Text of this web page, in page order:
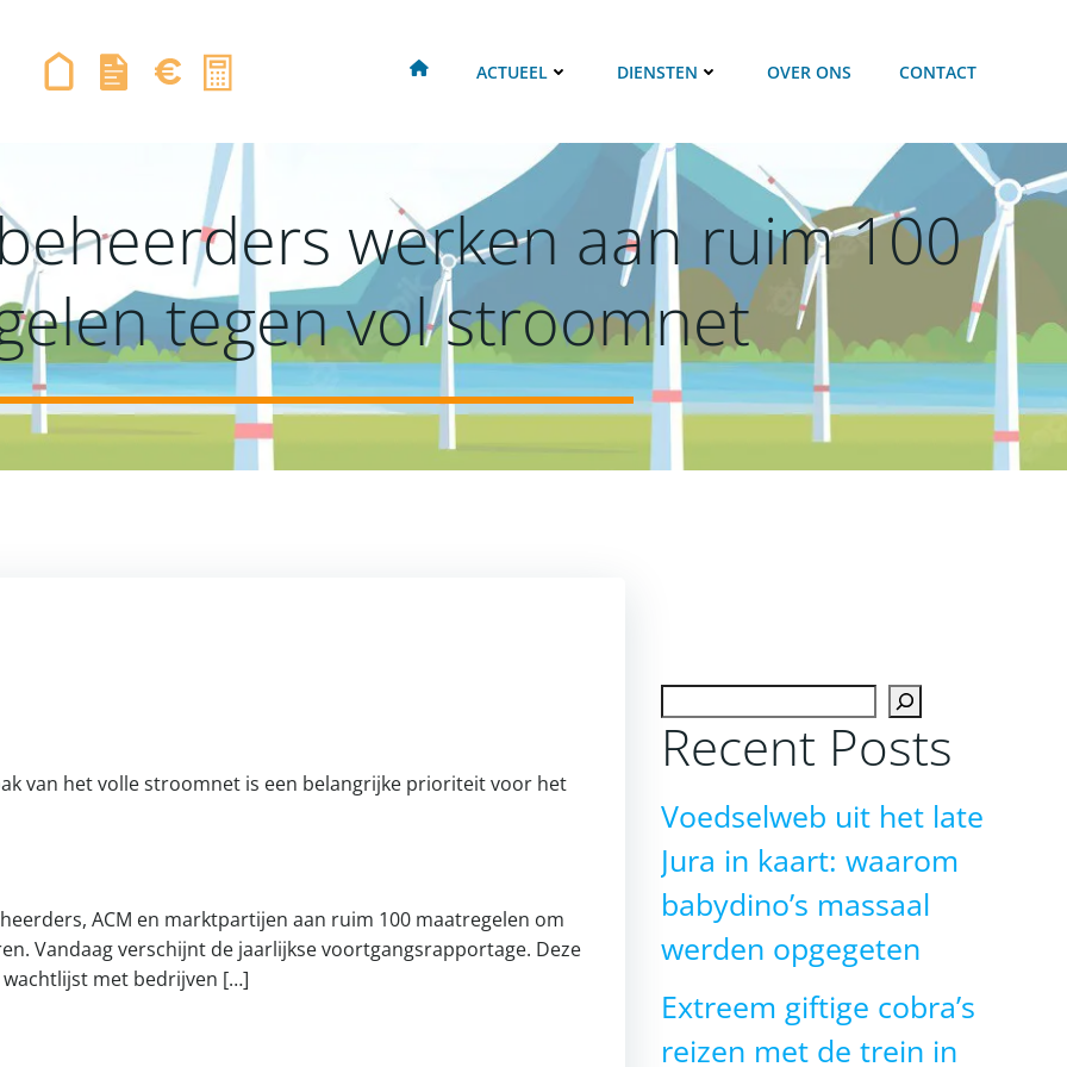
ACTUEEL DIENSTEN OVER ONS CONTACT
werken aan ruim 100
tegen vol stroomnet
van het volle stroomnet is een belangrijke prioriteit voor het
ACM en marktpartijen aan ruim 100 maatregelen om
Vandaag verschijnt de jaarlijkse voortgangsrapportage. Deze
met bedrijven […]
Recent Posts
Voedselweb uit het late
Jura in kaart: waarom
babydino’s massaal
werden opgegeten
Extreem giftige cobra’s
reizen met de trein in